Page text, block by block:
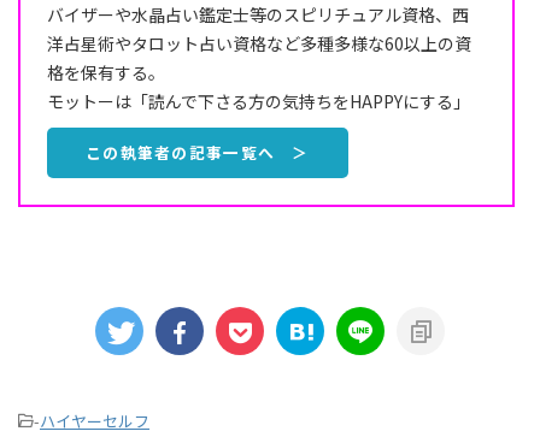
バイザーや水晶占い鑑定士等のスピリチュアル資格、西
洋占星術やタロット占い資格など多種多様な60以上の資
格を保有する。
モットーは「読んで下さる方の気持ちをHAPPYにする」
この執筆者の記事一覧へ ＞
-ハイヤーセルフ